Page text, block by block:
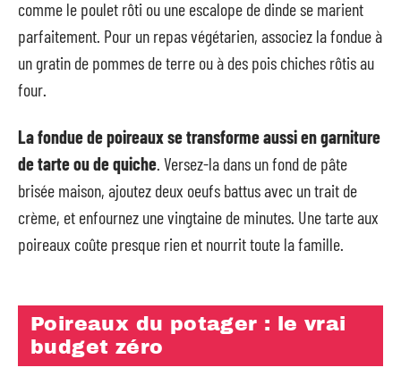
comme le poulet rôti ou une escalope de dinde se marient
parfaitement. Pour un repas végétarien, associez la fondue à
un gratin de pommes de terre ou à des pois chiches rôtis au
four.
La fondue de poireaux se transforme aussi en garniture
de tarte ou de quiche . Versez-la dans un fond de pâte
brisée maison, ajoutez deux oeufs battus avec un trait de
crème, et enfournez une vingtaine de minutes. Une tarte aux
poireaux coûte presque rien et nourrit toute la famille.
Poireaux du potager : le vrai
budget zéro